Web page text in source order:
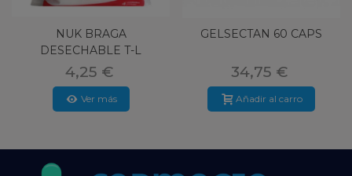
NUK BRAGA
DESECHABLE T-L
4,25 €
Ver más
GELSECTAN 60 CAPS
34,75 €
Añadir al carro